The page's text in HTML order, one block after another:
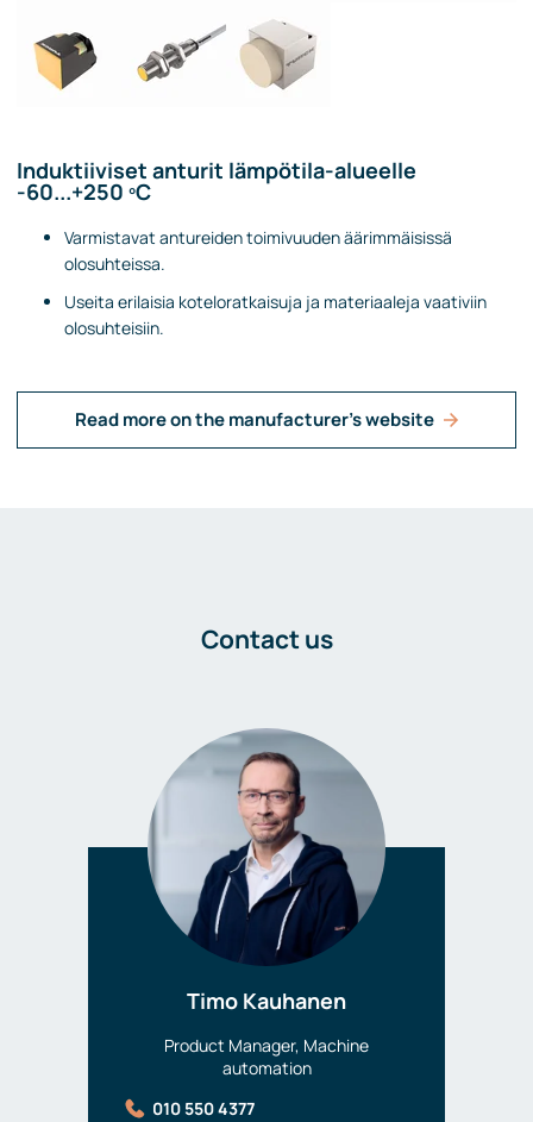
Induktiiviset anturit lämpötila-alueelle
-60...+250 ºC
Varmistavat antureiden toimivuuden äärimmäisissä
olosuhteissa.
Useita erilaisia koteloratkaisuja ja materiaaleja vaativiin
olosuhteisiin.
Read more on the manufacturer's website
Contact us
Timo Kauhanen
Product Manager, Machine
automation
010 550 4377